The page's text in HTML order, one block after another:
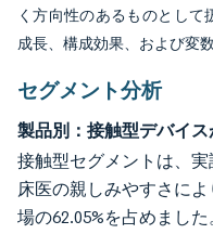
く方向性のあるものとし
成長、構成効果、および変
セグメント分析
製品別：接触型デバイ
接触型セグメントは、
床医の親しみやすさに
場の62.05%を占めまし